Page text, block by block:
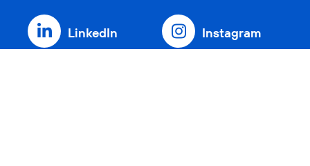
LinkedIn Instagram